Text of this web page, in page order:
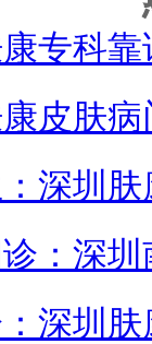
专科靠
皮肤
深圳
：深
深圳